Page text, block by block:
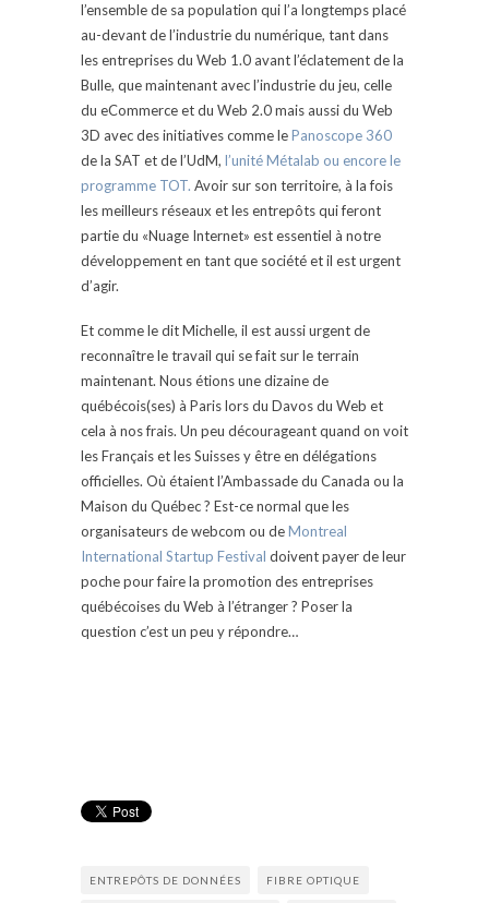
l’ensemble de sa population qui l’a longtemps placé
au-devant de l’industrie du numérique, tant dans
les entreprises du Web 1.0 avant l’éclatement de la
Bulle, que maintenant avec l’industrie du jeu, celle
du eCommerce et du Web 2.0 mais aussi du Web
3D avec des initiatives comme lePanoscope 360
de la SAT et de l’UdM, l’unité Métalab ou encore le
programme TOT. Avoir sur son territoire, à la fois
les meilleurs réseaux et les entrepôts qui feront
partie du «Nuage Internet» est essentiel à notre
développement en tant que société et il est urgent
d’agir.
Et comme le dit Michelle, il est aussi urgent de
reconnaître le travail qui se fait sur le terrain
maintenant. Nous étions une dizaine de
québécois(ses) à Paris lors du Davos du Web et
cela à nos frais. Un peu décourageant quand on voit
les Français et les Suisses y être en délégations
officielles. Où étaient l’Ambassade du Canada ou la
Maison du Québec ? Est-ce normal que les
organisateurs de webcom ou deMontreal
International Startup Festival doivent payer de leur
poche pour faire la promotion des entreprises
québécoises du Web à l’étranger ? Poser la
question c’est un peu y répondre…
ENTREPÔTS DE DONNÉES FIBRE OPTIQUE